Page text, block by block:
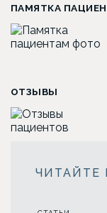
ПАМЯТКА
ОТЗЫВЫ